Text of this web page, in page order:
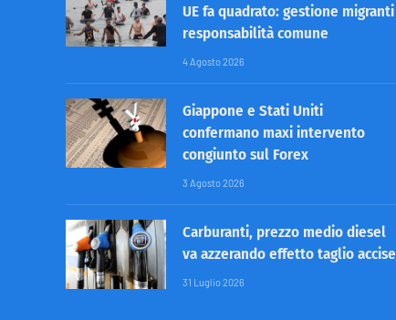
UE fa quadrato: gestione migranti
responsabilità comune
4 Agosto 2026
Giappone e Stati Uniti
confermano maxi intervento
congiunto sul Forex
3 Agosto 2026
Carburanti, prezzo medio diesel
va azzerando effetto taglio accise
31 Luglio 2026